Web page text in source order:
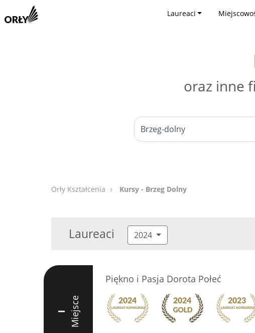
Laureaci
oraz inne
Orły Kształcenia Kursy - Brzeg Dolny
Laureaci 2024
I Miejsce
Piękno i Pasja Dorota Połeć